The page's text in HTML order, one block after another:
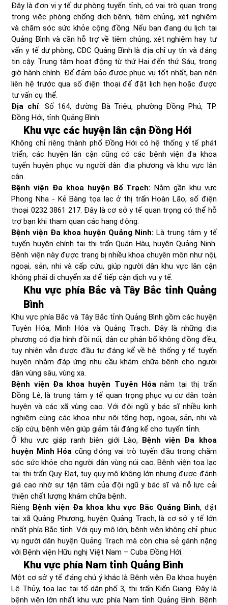
Đây là đơn vị y tế dự phòng tuyến tỉnh, có vai trò quan trọng
trong việc phòng chống dịch bệnh, tiêm chủng, xét nghiệm
và chăm sóc sức khỏe cộng đồng. Nếu bạn đang du lịch tại
Quảng Bình và cần hỗ trợ về tiêm chủng, xét nghiệm hay tư
vấn y tế dự phòng, CDC Quảng Bình là địa chỉ uy tín và đáng
tin cậy. Trung tâm hoạt động từ thứ Hai đến thứ Sáu, trong
giờ hành chính. Để đảm bảo được phục vụ tốt nhất, bạn nên
liên hệ trước qua số điện thoại để đặt lịch hẹn hoặc được
tư vấn cụ thể.​
Địa chỉ: Số 164, đường Bà Triệu, phường Đồng Phú, TP.
Đồng Hới, tỉnh Quảng Bình
Khu vực các huyện lân cận Đồng Hới
Không chỉ riêng thành phố Đồng Hới có hệ thống y tế phát
triển, các huyện lân cận cũng có các bệnh viện đa khoa
tuyến huyện phục vụ người dân địa phương và khu vực lân
cận.
Bệnh viện Đa khoa huyện Bố Trạch: Nằm gần khu vực
Phong Nha - Kẻ Bàng tọa lạc ở thị trấn Hoàn Lão, số điện
thoại 0232 3861 217. Đây là cơ sở y tế quan trọng có thể hỗ
trợ bạn khi tham quan các hang động.
Bệnh viện Đa khoa huyện Quảng Ninh: Là trung tâm y tế
tuyến huyện chính tại thị trấn Quán Hàu, huyện Quảng Ninh.
Bệnh viện này được trang bị nhiều khoa chuyên môn như nội,
ngoại, sản, nhi và cấp cứu, giúp người dân khu vực lân cận
không phải di chuyển xa để tiếp cận dịch vụ y tế.
Khu vực phía Bắc và Tây Bắc tỉnh Quảng
Bình
Khu vực phía Bắc và Tây Bắc tỉnh Quảng Bình gồm các huyện
Tuyên Hóa, Minh Hóa và Quảng Trạch. Đây là những địa
phương có địa hình đồi núi, dân cư phân bố không đồng đều,
tuy nhiên vẫn được đầu tư đáng kể về hệ thống y tế tuyến
huyện nhằm đáp ứng nhu cầu khám chữa bệnh cho người
dân vùng sâu, vùng xa.
Bệnh viện Đa khoa huyện Tuyên Hóanằm tại thị trấn
Đồng Lê, là trung tâm y tế quan trọng phục vụ cư dân toàn
huyện và các xã vùng cao. Với đội ngũ y bác sĩ nhiều kinh
nghiệm cùng các khoa như nội tổng hợp, ngoại, sản, nhi và
cấp cứu, bệnh viện giúp giảm tải đáng kể cho tuyến tỉnh.
Ở khu vực giáp ranh biên giới Lào, Bệnh viện Đa khoa
huyện Minh Hóa cũng đóng vai trò tuyến đầu trong chăm
sóc sức khỏe cho người dân vùng núi cao. Bệnh viện tọa lạc
tại thị trấn Quy Đạt, tuy quy mô không lớn nhưng được đánh
giá cao nhờ sự tận tâm của đội ngũ y bác sĩ và nỗ lực cải
thiện chất lượng khám chữa bệnh.
Riêng Bệnh viện Đa khoa khu vực Bắc Quảng Bình, đặt
tại xã Quảng Phương, huyện Quảng Trạch, là cơ sở y tế lớn
nhất phía Bắc tỉnh. Với quy mô lớn, bệnh viện không chỉ phục
vụ người dân huyện Quảng Trạch mà còn chia sẻ gánh nặng
với Bệnh viện Hữu nghị Việt Nam – Cuba Đồng Hới.
Khu vực phía Nam tỉnh Quảng Bình
Một cơ sở y tế đáng chú ý khác là Bệnh viện Đa khoa huyện
Lệ Thủy, tọa lạc tại tổ dân phố 3, thị trấn Kiến Giang. Đây là
bệnh viện lớn nhất khu vực phía Nam tỉnh Quảng Bình. Bệnh